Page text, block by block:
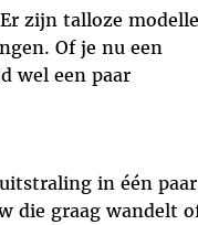
zijn talloze
Of je nu een
wel een paar
in één paar
die graag wandelt